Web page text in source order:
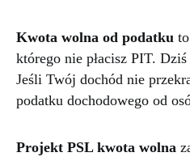
Kwota wolna od podatku
którego nie płacisz PIT.
Jeśli Twój dochód nie
podatku dochodowego od
Projekt PSL kwota wolna